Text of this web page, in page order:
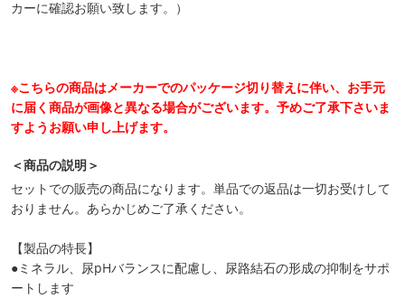
カーに確認お願い致します。）
※こちらの商品はメーカーでのパッケージ切り替えに伴い、お手元
に届く商品が画像と異なる場合がございます。予めご了承下さいま
すようお願い申し上げます。
＜商品の説明＞
セットでの販売の商品になります。単品での返品は一切お受けして
おりません。あらかじめご了承ください。
【製品の特長】
●ミネラル、尿pHバランスに配慮し、尿路結石の形成の抑制をサポ
ートします